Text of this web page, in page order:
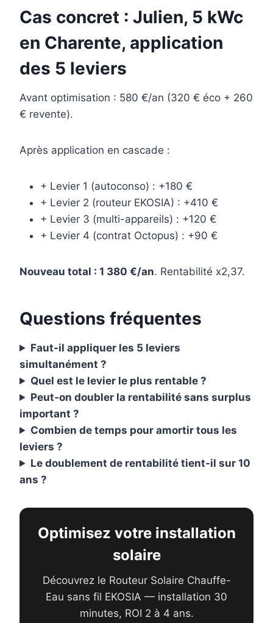
Cas concret : Julien, 5 kWc
en Charente, application
des 5 leviers
Avant optimisation : 580 €/an (320 € éco + 260
€ revente).
Après application en cascade :
+ Levier 1 (autoconso) : +180 €
+ Levier 2 (routeur EKOSIA) : +410 €
+ Levier 3 (multi-appareils) : +120 €
+ Levier 4 (contrat Octopus) : +90 €
Nouveau total : 1 380 €/an. Rentabilité x2,37.
Questions fréquentes
Faut-il appliquer les 5 leviers
simultanément ?
Quel est le levier le plus rentable ?
Peut-on doubler la rentabilité sans surplus
important ?
Combien de temps pour amortir tous les
leviers ?
Le doublement de rentabilité tient-il sur 10
ans ?
Optimisez votre installation
solaire
Découvrez le Routeur Solaire Chauffe-
Eau sans fil EKOSIA — installation 30
minutes, ROI 2 à 4 ans.